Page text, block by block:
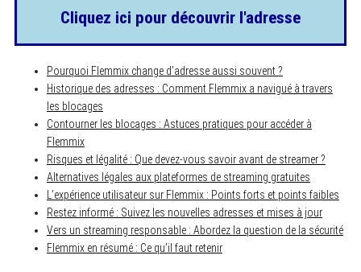
Cliquez ici pour découvrir l'adresse
Pourquoi Flemmix change d’adresse aussi souvent ?
Historique des adresses : Comment Flemmix a navigué à travers
les blocages
Contourner les blocages : Astuces pratiques pour accéder à
Flemmix
Risques et légalité : Que devez-vous savoir avant de streamer ?
Alternatives légales aux plateformes de streaming gratuites
L’expérience utilisateur sur Flemmix : Points forts et points faibles
Restez informé : Suivez les nouvelles adresses et mises à jour
Vers un streaming responsable : Abordez la question de la sécurité
Flemmix en résumé : Ce qu’il faut retenir